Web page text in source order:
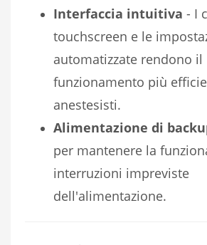
Interfaccia intuitiva - I
touchscreen e le
automatizzate rendono il
funzionamento più
anestesisti.
Alimentazione di
per mantenere la
interruzioni impreviste
dell'alimentazione.